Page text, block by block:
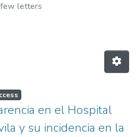
letters
en el Hospital
y su incidencia en la